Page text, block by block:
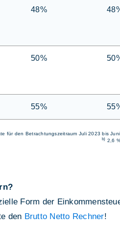
48%
50%
55%
für den Betrachtungszeitraum Juli 2023 bis
b) 2,6
Form der
den Brutto Netto Rechner!